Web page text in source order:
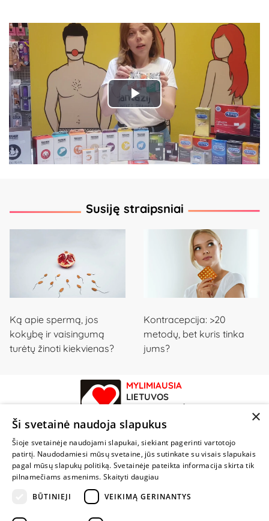
Play
Video
Susiję straipsniai
Ką apie spermą, jos
kokybę ir vaisingumą
turėtų žinoti kiekvienas?
Kontracepcija: >20
metodų, bet kuris tinka
jums?
MYLIMIAUSIA
LIETUVOS
ELEKTRONINĖ
PARDUOTUVĖ
NENUSTOK
ŽAISTI
+370 600 84088
info@fantazijos.lt
×
Ši svetainė naudoja slapukus
Šioje svetainėje naudojami slapukai, siekiant pagerinti vartotojo
patirtį. Naudodamiesi mūsų svetaine, jūs sutinkate su visais slapukais
pagal mūsų slapukų politiką. Svetainėje pateikta informacija skirta tik
pilnamečiams asmenims. Skaityti daugiau
BŪTINIEJI
VEIKIMĄ GERINANTYS